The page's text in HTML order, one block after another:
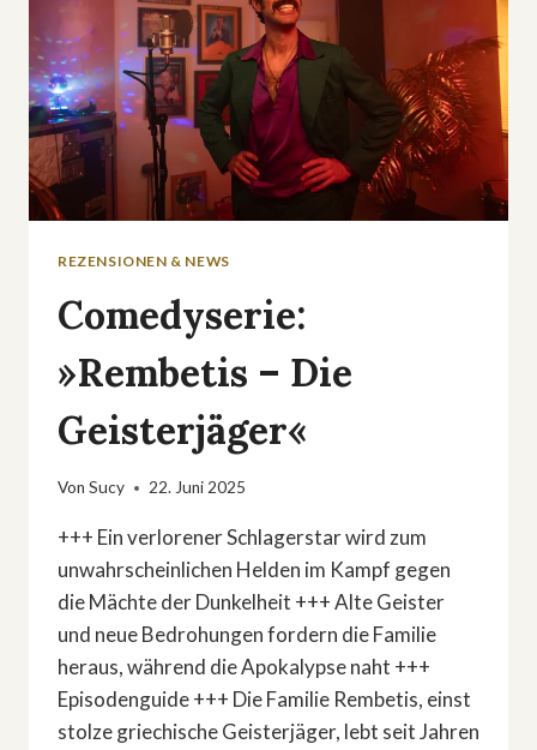
REZENSIONEN & NEWS
Comedyserie:
»Rembetis – Die
Geisterjäger«
Von Sucy 22. Juni 2025
+++ Ein verlorener Schlagerstar wird zum
unwahrscheinlichen Helden im Kampf gegen
die Mächte der Dunkelheit +++ Alte Geister
und neue Bedrohungen fordern die Familie
heraus, während die Apokalypse naht +++
Episodenguide +++ Die Familie Rembetis, einst
stolze griechische Geisterjäger, lebt seit Jahren